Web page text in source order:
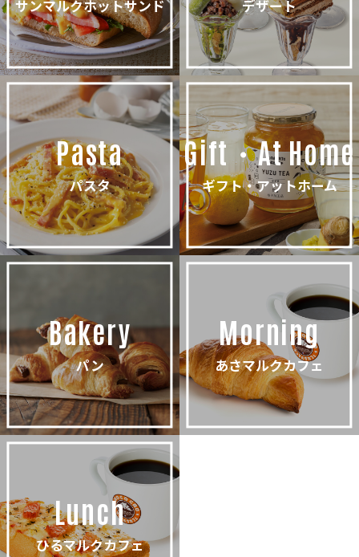
サンマルクホットサンド デザート
Pasta
パスタ
Gift・At Home
ギフト・アットホーム
Bakery
パン
Morning
あさマルクカフェ
Lunch
ひるマルクカフェ